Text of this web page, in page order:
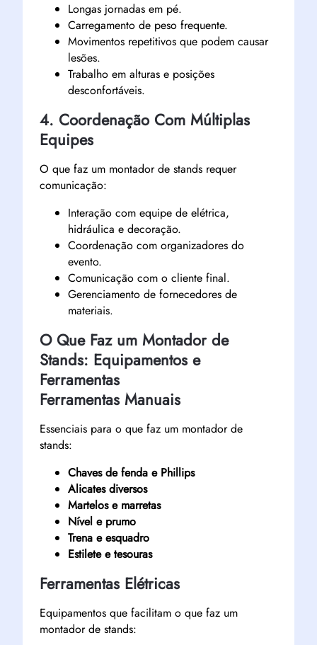
Longas jornadas em pé.
Carregamento de peso frequente.
Movimentos repetitivos que podem causar
lesões.
Trabalho em alturas e posições
desconfortáveis.
4. Coordenação Com Múltiplas
Equipes
O que faz um montador de stands requer
comunicação:
Interação com equipe de elétrica,
hidráulica e decoração.
Coordenação com organizadores do
evento.
Comunicação com o cliente final.
Gerenciamento de fornecedores de
materiais.
O Que Faz um Montador de
Stands: Equipamentos e
Ferramentas
Ferramentas Manuais
Essenciais para o que faz um montador de
stands:
Chaves de fenda e Phillips
Alicates diversos
Martelos e marretas
Nível e prumo
Trena e esquadro
Estilete e tesouras
Ferramentas Elétricas
Equipamentos que facilitam o que faz um
montador de stands: